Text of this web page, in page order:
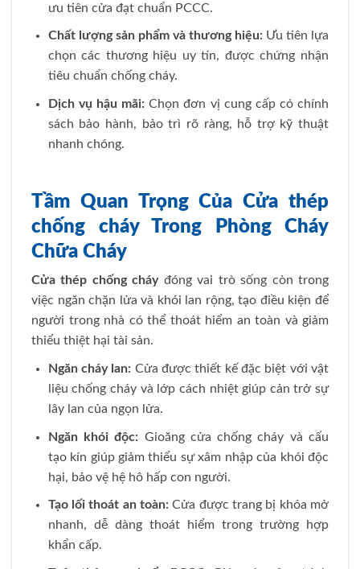
ưu tiên cửa đạt chuẩn PCCC.
Chất lượng sản phẩm và thương hiệu:Ưu tiên lựa
chọn các thương hiệu uy tín, được chứng nhận
tiêu chuẩn chống cháy.
Dịch vụ hậu mãi: Chọn đơn vị cung cấp có chính
sách bảo hành, bảo trì rõ ràng, hỗ trợ kỹ thuật
nhanh chóng.
Tầm Quan Trọng Của Cửa thép
chống cháy Trong Phòng Cháy
Chữa Cháy
Cửa thép chống cháyđóng vai trò sống còn trong
việc ngăn chặn lửa và khói lan rộng, tạo điều kiện để
người trong nhà có thể thoát hiểm an toàn và giảm
thiểu thiệt hại tài sản.
Ngăn cháy lan: Cửa được thiết kế đặc biệt với vật
liệu chống cháy và lớp cách nhiệt giúp cản trở sự
lây lan của ngọn lửa.
Ngăn khói độc: Gioăng cửa chống cháy và cấu
tạo kín giúp giảm thiểu sự xâm nhập của khói độc
hại, bảo vệ hệ hô hấp con người.
Tạo lối thoát an toàn: Cửa được trang bị khóa mở
nhanh, dễ dàng thoát hiểm trong trường hợp
khẩn cấp.